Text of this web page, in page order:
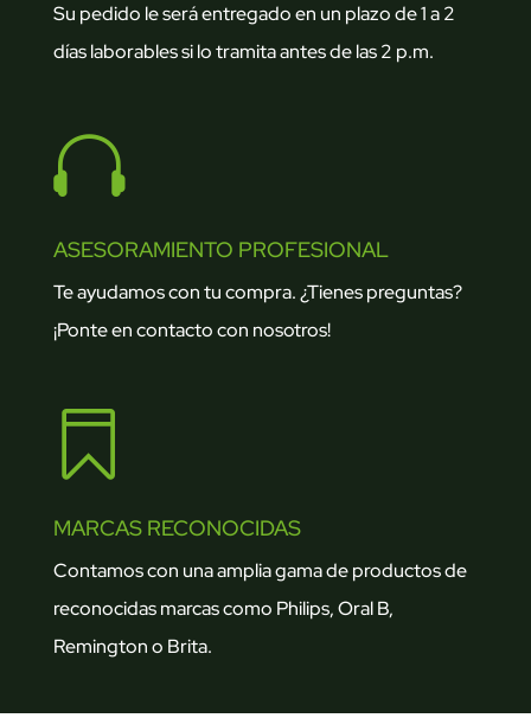
Su pedido le será entregado en un plazo de 1 a 2
días laborables si lo tramita antes de las 2 p.m.

ASESORAMIENTO PROFESIONAL
Te ayudamos con tu compra. ¿Tienes preguntas?
¡Ponte en contacto con nosotros!

MARCAS RECONOCIDAS
Contamos con una amplia gama de productos de
reconocidas marcas como Philips, Oral B,
Remington o Brita.